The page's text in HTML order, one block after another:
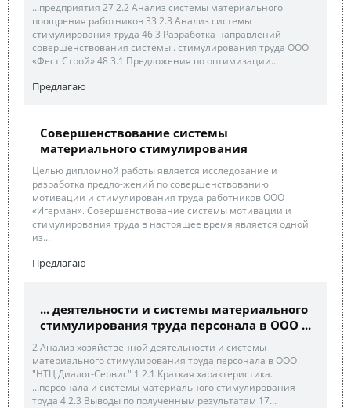
...предприятия 27 2.2 Анализ системы материального
поощрения работников 33 2.3 Анализ системы
стимулирования труда 46 3 Разработка направлений
совершенствования системы . стимулирования труда ООО
«Фест Строй» 48 3.1 Предложения по оптимизации...
Предлагаю
Совершенствование системы
материального стимулирования
Целью дипломной работы является исследование и
разработка предло-жений по совершенствованию
мотивации и стимулирования труда работников ООО
«Игерман». Совершенствование системы мотивации и
стимулирования труда в настоящее время является одной
из...
Предлагаю
... деятельности и системы материального
стимулирования труда персонала в ООО ...
2 Анализ хозяйственной деятельности и системы
материального стимулирования труда персонала в ООО
"НТЦ Диалог-Сервис" 1 2.1 Краткая характеристика.
...персонала и системы материального стимулирования
труда 4 2.3 Выводы по полученным результатам 17...